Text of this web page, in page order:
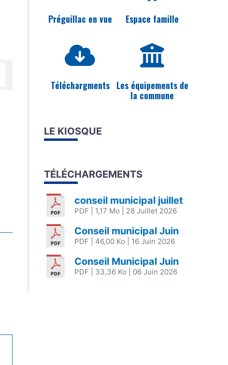
Préguillac en vue Espace famille
Téléchargments Les équipements de
la commune
LE KIOSQUE
TÉLÉCHARGEMENTS
conseil municipal juillet
PDF | 1,17 Mo | 28 Juillet 2026
Conseil municipal Juin
PDF | 46,00 Ko | 16 Juin 2026
Conseil Municipal Juin
PDF | 33,36 Ko | 06 Juin 2026